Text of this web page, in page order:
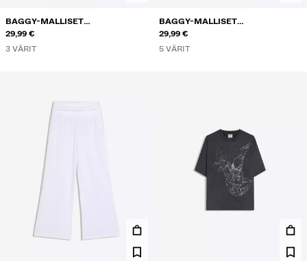
BAGGY-MALLISET
FARKKUBERMUDASHORTSIT
29,99 €
3 VÄRIT
BAGGY-MALLISET
FARKKUBERMUDASHORTSIT
29,99 €
5 VÄRIT